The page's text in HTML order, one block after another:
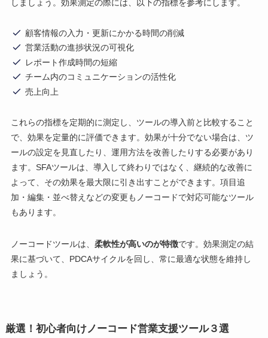
しましょう。効果測定の際には、以下の指標を参考にします。
顧客情報の入力・更新にかかる時間の削減
営業活動の進捗状況の可視化
レポート作成時間の短縮
チーム内のコミュニケーションの活性化
売上向上
これらの指標を定期的に測定し、ツールの導入前と比較すること
で、効果を定量的に評価できます。効果が十分でない場合は、ツ
ールの設定を見直したり、運用方法を改善したりする必要があり
ます。SFAツールは、導入して終わりではなく、継続的な改善に
よって、その効果を最大限に引き出すことができます。項目追
加・編集・並べ替えなどの変更もノーコードで対応可能なツール
もあります。
ノーコードツールは、 柔軟性が高いのが特徴です。効果測定の結
果に基づいて、PDCAサイクルを回し、常に最適な状態を維持し
ましょう。
厳選！初心者向けノーコード営業支援ツール３選